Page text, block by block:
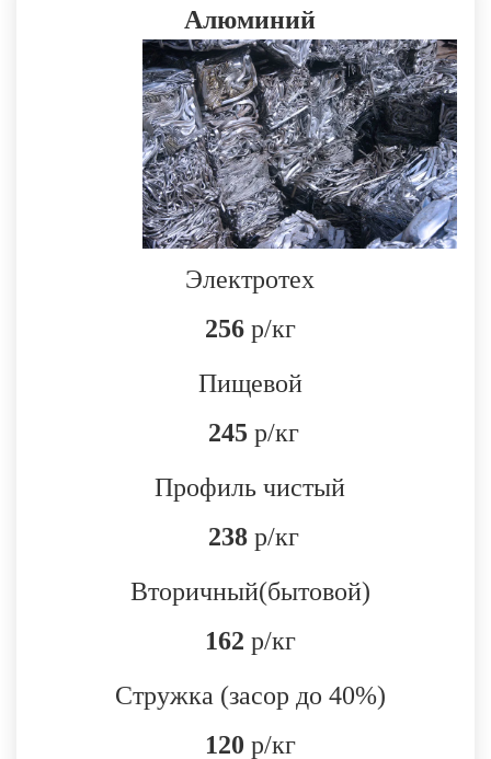
Алюминий
Электротех
256р/кг
Пищевой
245 р/кг
Профиль чистый
238 р/кг
Вторичный(бытовой)
162 р/кг
Стружка (засор до 40%)
120 р/кг